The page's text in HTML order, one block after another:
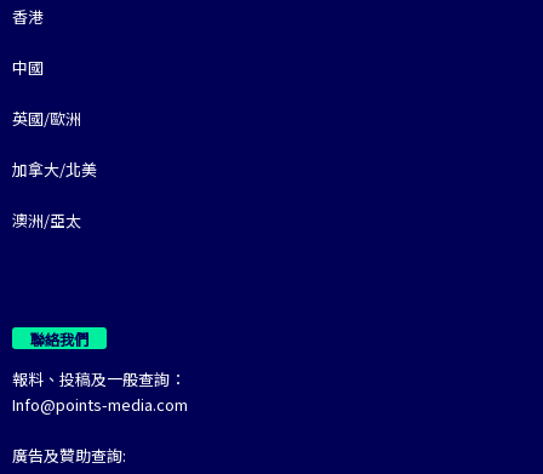
香港
中國
英國/歐洲
加拿大/北美
澳洲/亞太
聯絡我們
報料、投稿及一般查詢：
Info@points-media.com
廣告及贊助查詢: